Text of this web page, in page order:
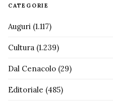
CATEGORIE
Auguri (1.117)
Cultura (1.239)
Dal Cenacolo (29)
Editoriale (485)